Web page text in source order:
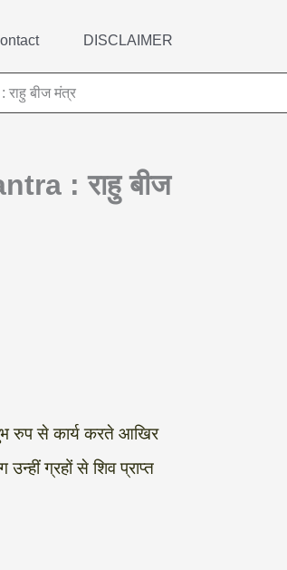
DISCLAIMER
राहु बीज मंत्र
: राहु बीज
रुप से कार्य करते आखिर
ग्रहों से शिव प्राप्त